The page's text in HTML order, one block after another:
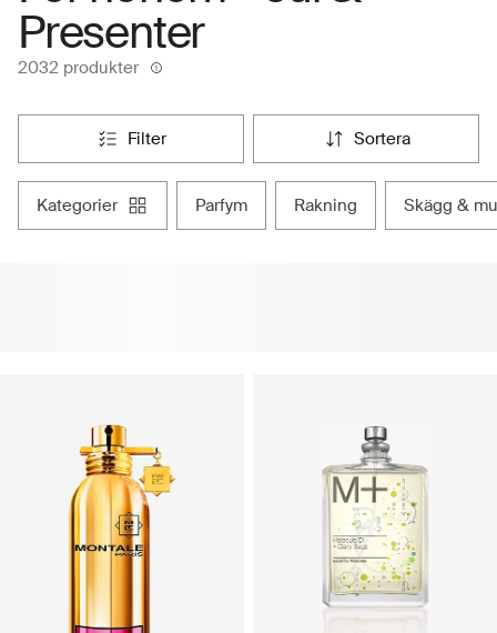
Presenter
2032 produkter
filter sortera
kategorier parfym rakning skägg &